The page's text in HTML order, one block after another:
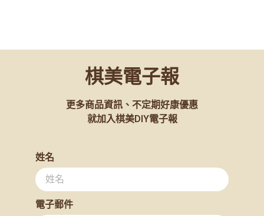
棋美電子報
更多商品資訊、不定期好康優惠
就加入棋美DIY電子報
姓名
電子郵件